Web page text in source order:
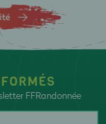
FFRandonnée